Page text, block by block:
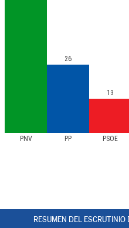
PNV PP PSOE
26
13
RESUMEN DEL